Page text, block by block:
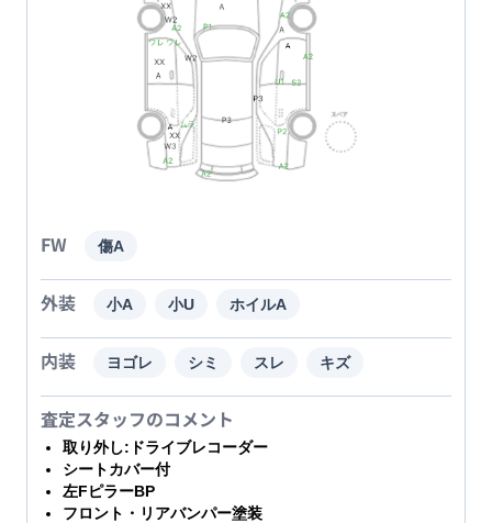
FW 傷A
外装 小A 小U ホイルA
内装 ヨゴレ シミ スレ キズ
査定スタッフのコメント
取り外し:ドライブレコーダー
シートカバー付
左FピラーBP
フロント・リアバンパー塗装